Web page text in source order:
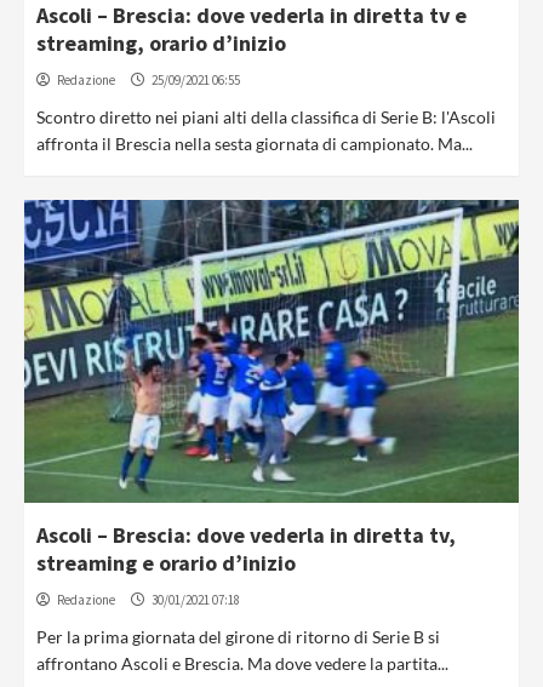
Ascoli – Brescia: dove vederla in diretta tv e
streaming, orario d’inizio
Redazione 25/09/2021 06:55
Scontro diretto nei piani alti della classifica di Serie B: l'Ascoli
affronta il Brescia nella sesta giornata di campionato. Ma...
Ascoli – Brescia: dove vederla in diretta tv,
streaming e orario d’inizio
Redazione 30/01/2021 07:18
Per la prima giornata del girone di ritorno di Serie B si
affrontano Ascoli e Brescia. Ma dove vedere la partita...